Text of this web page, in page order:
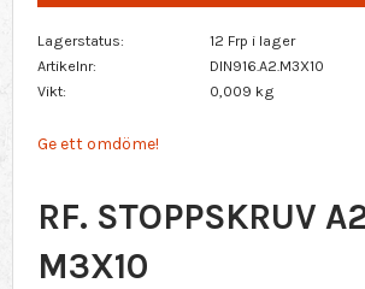
Lagerstatus
12 Frp i lager
Artikelnr
DIN916.A2.M3X10
Vikt
0,009 kg
Ge ett omdöme!
RF. STOPPSKRUV
M3X10